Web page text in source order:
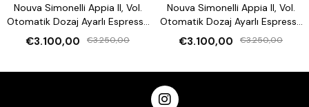
Nouva Simonelli Appia II, Vol.
Otomatik Dozaj Ayarlı Espresso
Kahve Makinesi
€3.100,00 €3.250,00
Nouva Simonelli Appia II, Vol.
Otomatik Dozaj Ayarlı Espresso
Kahve Makinesi
€3.100,00 €3.250,00